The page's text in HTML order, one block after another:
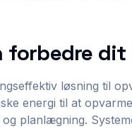
forbedre dit
løsning til
energi til at
planlægning.